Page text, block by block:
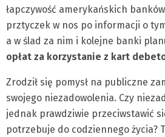
łapczywość amerykańskich
prztyczek w nos po informacji o
a w ślad za nim i kolejne banki
opłat za korzystanie z kart
Zrodził się pomysł na publiczne
swojego niezadowolenia. Czy
jednak prawdziwie przeciwstawić
potrzebuje do codziennego życia?